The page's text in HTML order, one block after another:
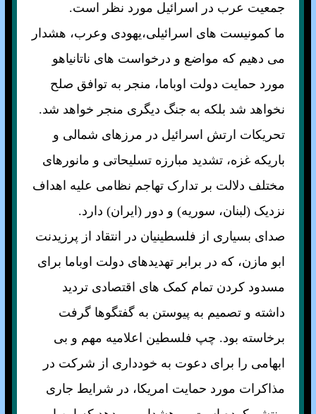
جمعيت عرب در اسرائيل مورد نظر است.
ما کمونيست های اسرائيلی،يهودی وعرب، هشدار
می دهيم که مواضع و درخواست های ناتانياهو
مورد حمايت دولت اوباما، منجر به توافق صلح
نخواهد شد بلکه به جنگ ديگری منجر خواهد شد.
تحريکات ارتش اسرائيل در مرزهای شمالی و
باريکه غزه، تشديد مبارزه تسليحاتی و مانورهای
مختلف دلالت بر تدارک تهاجم نظامی عليه اهداف
نزديک (لبنان، سوريه) و دور (ايران) دارد.
صدای بسياری از فلسطينيان در انتقاد از پرزيدنت
ابو مازن، که در برابر تهديدهای دولت اوباما برای
مسدود کردن تمام کمک های اقتصادی ترديد
داشته و تصميم به پيوستن به گفتگوها گرفت
برخاسته بود. چپ فلسطين اعلاميه مهم و بی
ابهامی را برای دعوت به خودداری از شرکت در
مذاکرات مورد حمايت امريکا، در شرايط جاری